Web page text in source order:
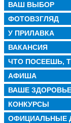
ВАШ ВЫБОР
ФОТОВЗГЛЯД
У ПРИЛАВКА
ВАКАНСИЯ
ЧТО ПОСЕЕШЬ,
АФИША
ВАШЕ ЗДОРОВЬЕ
КОНКУРСЫ
ОФИЦИАЛЬНЫЕ